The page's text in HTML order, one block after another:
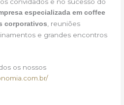
especializada em coffee
corporativos , reuniões
e grandes encontros
os nossos